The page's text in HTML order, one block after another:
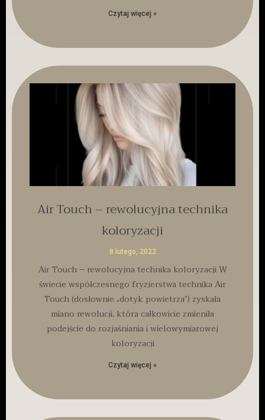
Czytaj więcej »
Air Touch – rewolucyjna technika
koloryzacji
8 lutego, 2022
Air Touch – rewolucyjna technika koloryzacji W
świecie współczesnego fryzjerstwa technika Air
Touch (dosłownie „dotyk powietrza”) zyskała
miano rewolucji, która całkowicie zmieniła
podejście do rozjaśniania i wielowymiarowej
koloryzacji
Czytaj więcej »